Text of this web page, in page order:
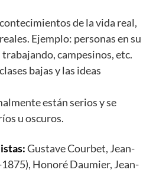
de la vida real,
Ejemplo: personas en su
campesinos, etc.
bajas y las ideas
están serios y se
u oscuros.
Gustave Courbet, Jean-
Honoré Daumier, Jean-